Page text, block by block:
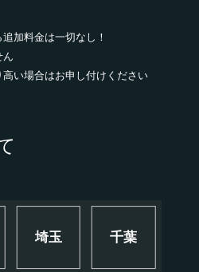
加料金は一切なし！
ん
い場合はお申し付けください
埼玉 千葉